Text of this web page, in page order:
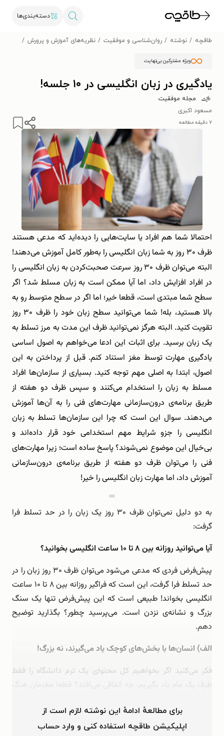
دسته‌بندی‌ها
طاقچه نوشته روان‌شناسی و موفقیت نظریه‌های آموزش و پرورش
ویژه مشترکین بی‌نهایت
یادگیری در زبان انگلیسی در ۱۰ جلسه!
مجله موفقیت
مسعود اکبری
۷ دقیقه مطالعه
احتمالا شما هم افراد یا سایت‌هایی را دیده‌اید که مدعی هستند
ظرف ۳۰ روز به شما زبان انگلیسی را به‌طور کامل آموزش می‌دهند!
البته می‌توان ظرف ۳۰ روز سرعت صحبت‌کردن به زبان انگلیسی را
در افراد افزایش داد، اما آیا ممکن است به زبان مسلط شد؟ اگر
سطح شما مبتدی است، قطعا خیر؛ اما اگر در سطح متوسط رو به
بالا هستید، بله! شما می‌توانید سطح زبان خود را ظرف ۳۰ روز
تقویت کنید. البته هرگز نمی‌توانید ظرف این مدت به مرز تسلط به
یک زبان برسید. برای اثبات این ادعا می‌خواهم به اصول اساسی
یادگیری مهارت توسط مغز استناد کنم. قبل از پرداختن به این
اصول، ابتدا به اصلی مهم توجه کنید. بسیاری از سازمان‌ها افراد
مسلط به زبان را استخدام می‌کنند و سپس ظرف دو هفته از
طریق برنامه‌ی درون‌سازمانی مهارت‌های فنی را به آن‌ها آموزش
می‌دهند. سوال این است که چرا این سازمان‌ها تسلط به زبان
انگلیسی را جزو شرایط مهم استخدامی خود قرار داده‌اند و
بی‌خیال این موضوع نمی‌شوند؟ پاسخ ساده است؛ زیرا مهارت‌های
فنی را می‌توان ظرف دو هفته از طریق برنامه‌ی درون‌سازمانی
آموزش داد، اما مهارت زبان انگلیسی را خیر!
به دو دلیل نمی‌توان ظرف ۳۰ روز یک زبان را در حد تسلط فرا
گرفت:
آیا می‌توانید روزانه بین ۸ تا ۱۰ ساعت انگلیسی بخوانید؟
پیش‌فرض فردی که مدعی می‌شود می‌توان ظرف ۳۰ روز زبان را در
حد تسلط فرا گرفت، این است که فراگیر روزانه بین ۸ تا ۱۰ ساعت
انگلیسی بخواند! طبیعی است که این پیش‌فرض تنها یک سنگ
بزرگ و نشانه‌ی نزدن است. می‌پرسید چطور؟ بگذارید توضیح
دهم.
الف) انسان‌ها با بخش‌های کوچک یاد می‌گیرند، نه بزرگ!
فکر می‌کنید اگر بخواهیم کل محتوای یک ترم دانشگاه را فقط
برای مطالعهٔ ادامهٔ این نوشته لازم است از
اپلیکیشن طاقچه استفاده کنی و وارد حساب